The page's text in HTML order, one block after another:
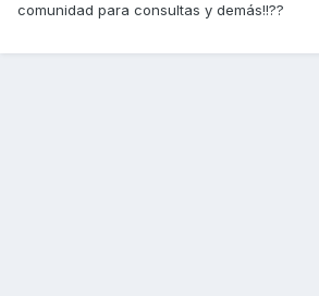
comunidad para consultas y demás!!??